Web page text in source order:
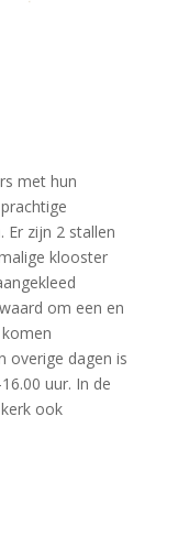
met hun
Er zijn 2 stallen
klooster
om een en
overige dagen is
uur. In de
ook